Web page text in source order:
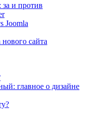
за и против
Joomla
сайта
главное о дизайне